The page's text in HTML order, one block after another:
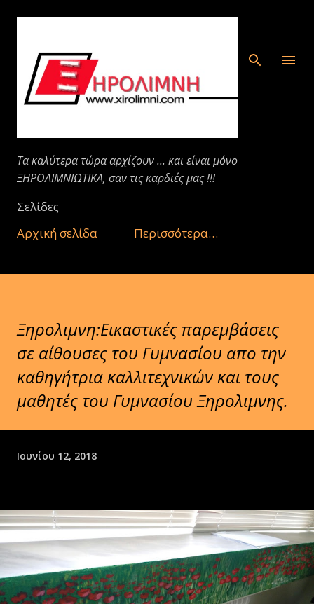
Μετάβαση στο κύριο περιεχόμενο
Τα καλύτερα τώρα αρχίζουν ... και είναι μόνο
ΞΗΡΟΛΙΜΝΙΩΤΙΚΑ, σαν τις καρδιές μας !!!
Σελίδες
Αρχική σελίδα
Περισσότερα…
Ξηρολιμνη:Εικαστικές παρεμβάσεις
σε αίθουσες του Γυμνασίου απο την
καθηγήτρια καλλιτεχνικών και τους
μαθητές του Γυμνασίου Ξηρολιμνης.
Ιουνίου 12, 2018